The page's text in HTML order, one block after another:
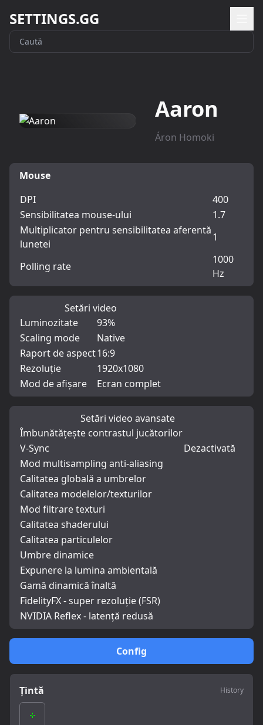
SETTINGS.GG
Aaron
Áron Homoki
Config
Țintă History
Mouse
DPI
400
Sensibilitatea mouse-ului
1.7
Multiplicator pentru sensibilitatea aferentă
lunetei
1
Polling rate
1000
Hz
Setări video
Luminozitate
93%
Scaling mode
Native
Raport de aspect16:9
Rezoluție
1920x1080
Mod de afișare
Ecran complet
Setări video avansate
Îmbunătățește contrastul jucătorilor
V-Sync
Dezactivată
Mod multisampling anti-aliasing
Calitatea globală a umbrelor
Calitatea modelelor/texturilor
Mod filtrare texturi
Calitatea shaderului
Calitatea particulelor
Umbre dinamice
Expunere la lumina ambientală
Gamă dinamică înaltă
FidelityFX - super rezoluție (FSR)
NVIDIA Reflex - latență redusă